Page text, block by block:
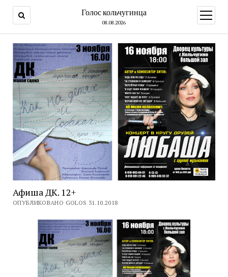
Голос кольчугинца
08.08.2026
меню
Афиша ДК. 12+
ОПУБЛИКОВАНО GOLOS 31.10.2018